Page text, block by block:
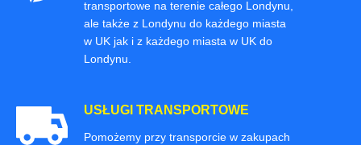
transportowe na terenie całego Londynu,
ale także z Londynu do każdego miasta
w UK jak i z każdego miasta w UK do
Londynu.
USŁUGI TRANSPORTOWE
Pomożemy przy transporcie w zakupach